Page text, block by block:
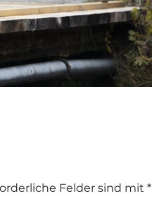
Felder sind mit*